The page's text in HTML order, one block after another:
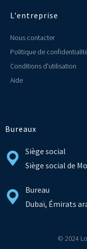
L'entreprise
Nous contacter
Politique de
Conditions d'utilisation
Aide
Bureaux
Siège social
Siège social de
Bureau
Dubaï, Émirats
© 2024